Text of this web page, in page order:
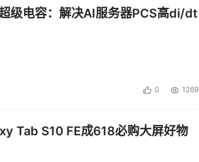
级电容：解决AI服务器PCS高di/dt
0 1269
Tab S10 FE成618必购大屏好物